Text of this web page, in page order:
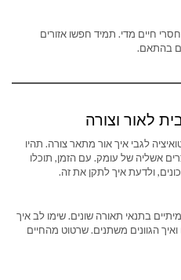
חיים מדי. תמיד חפשו אזורים
בהתאם.
לאור וצורה
לגבי איך אור מתאר צורה. תהיו
אשליה של עומק. עם הזמן, תוכלו
ולדעת איך לתקן את זה.
בתנאי תאורה שונים. שימו לב איך
הגוונים משתנים. שרטוט מהחיים